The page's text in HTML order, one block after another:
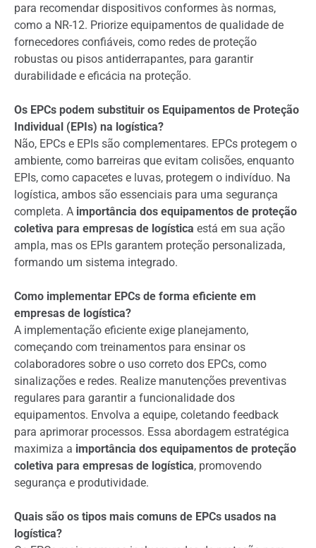
para recomendar dispositivos conformes às normas,
como a NR-12. Priorize equipamentos de qualidade de
fornecedores confiáveis, como redes de proteção
robustas ou pisos antiderrapantes, para garantir
durabilidade e eficácia na proteção.
Os EPCs podem substituir os Equipamentos de Proteção
Individual (EPIs) na logística?
Não, EPCs e EPIs são complementares. EPCs protegem o
ambiente, como barreiras que evitam colisões, enquanto
EPIs, como capacetes e luvas, protegem o indivíduo. Na
logística, ambos são essenciais para uma segurança
completa. A importância dos equipamentos de proteção
coletiva para empresas de logística está em sua ação
ampla, mas os EPIs garantem proteção personalizada,
formando um sistema integrado.
Como implementar EPCs de forma eficiente em
empresas de logística?
A implementação eficiente exige planejamento,
começando com treinamentos para ensinar os
colaboradores sobre o uso correto dos EPCs, como
sinalizações e redes. Realize manutenções preventivas
regulares para garantir a funcionalidade dos
equipamentos. Envolva a equipe, coletando feedback
para aprimorar processos. Essa abordagem estratégica
maximiza a importância dos equipamentos de proteção
coletiva para empresas de logística, promovendo
segurança e produtividade.
Quais são os tipos mais comuns de EPCs usados na
logística?